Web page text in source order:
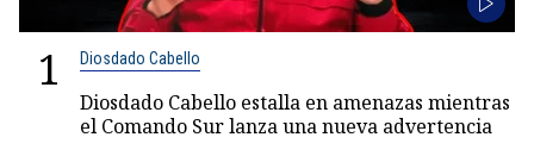
1 Diosdado Cabello
Diosdado Cabello estalla en amenazas mientras
el Comando Sur lanza una nueva advertencia